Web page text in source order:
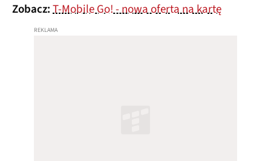
Zobacz:T-Mobile Go! - nowa oferta na kartę